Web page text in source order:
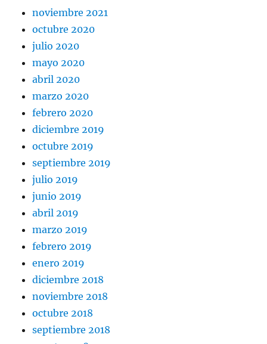
noviembre 2021
octubre 2020
julio 2020
mayo 2020
abril 2020
marzo 2020
febrero 2020
diciembre 2019
octubre 2019
septiembre 2019
julio 2019
junio 2019
abril 2019
marzo 2019
febrero 2019
enero 2019
diciembre 2018
noviembre 2018
octubre 2018
septiembre 2018